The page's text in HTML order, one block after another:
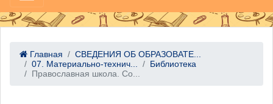
Главная
СВЕДЕНИЯ ОБ ОБРАЗОВАТЕ...
07. Материально-технич...
Библиотека
Православная школа. Со...